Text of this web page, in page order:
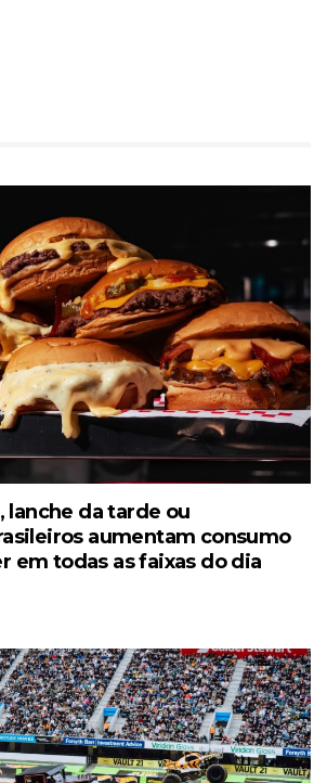
lanche da tarde ou
aumentam consumo
em todas as faixas do dia